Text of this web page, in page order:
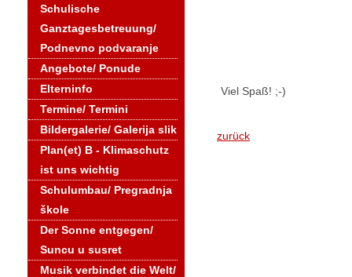
Schulische
Ganztagesbetreuung/
Podnevno podvaranje
Angebote/ Ponude
Elterninfo
Termine/ Termini
Bildergalerie/ Galerija slik
Plan(et) B - Klimaschutz
ist uns wichtig
Schulumbau/ Pregradnja
škole
Der Sonne entgegen/
Suncu u susret
Musik verbindet die Welt/
Viel Spaß! ;-)
zurück